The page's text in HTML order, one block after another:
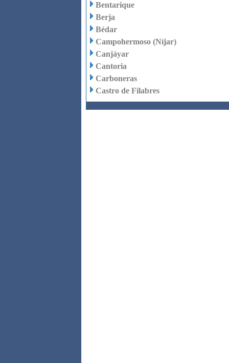
Bentarique
Berja
Bédar
Campohermoso (Níjar)
Canjáyar
Cantoria
Carboneras
Castro de Filabres